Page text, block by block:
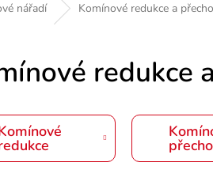
nářadí Komínové redukce a
redukce